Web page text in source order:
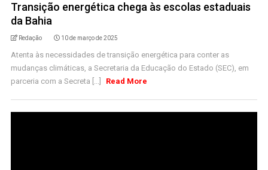
Transição energética chega às escolas estaduais
da Bahia
Redação 10 de março de 2025
Atenta às necessidades de transição energética para conter as
mudanças climáticas, a Secretaria da Educação do Estado (SEC), em
parceria com a Secreta [...]
Read More